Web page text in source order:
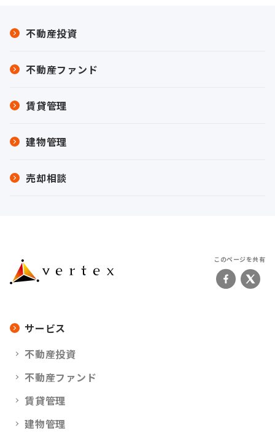
不動産投資
不動産ファンド
賃貸管理
建物管理
売却相談
このページを共有
サービス
不動産投資
不動産ファンド
賃貸管理
建物管理